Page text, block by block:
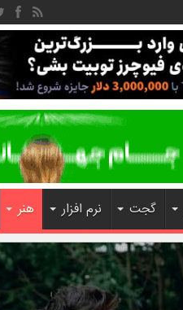
گجت نرم افزار هنر